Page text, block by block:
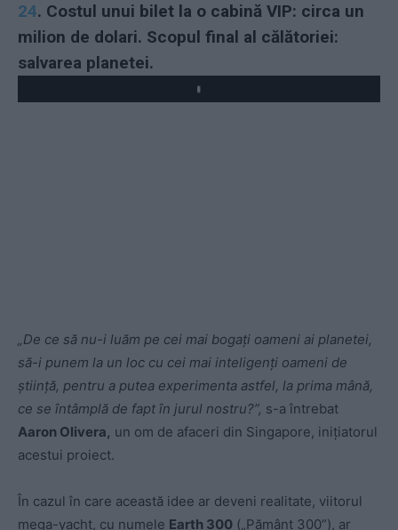
24. Costul unui bilet la o cabină VIP: circa un
milion de dolari. Scopul final al călătoriei:
salvarea planetei.
Play
„De ce să nu-i luăm pe cei mai bogaţi oameni ai planetei,
să-i punem la un loc cu cei mai inteligenţi oameni de
ştiinţă, pentru a putea experimenta astfel, la prima mână,
ce se întâmplă de fapt în jurul nostru?”, s-a întrebat
Aaron Olivera, un om de afaceri din Singapore, iniţiatorul
acestui proiect.
În cazul în care această idee ar deveni realitate, viitorul
mega-yacht, cu numele Earth 300 („Pământ 300”), ar